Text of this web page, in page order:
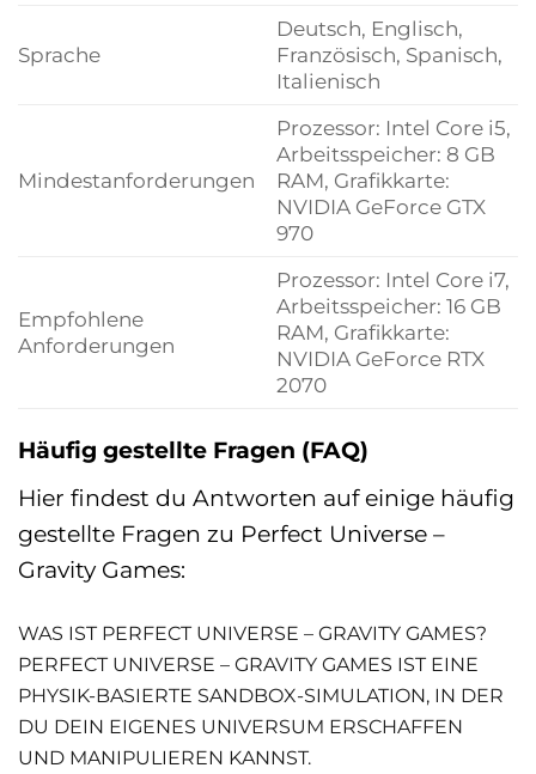
Sprache
Deutsch, Englisch,
Französisch, Spanisch,
Italienisch
Mindestanforderungen
Prozessor: Intel Core i5,
Arbeitsspeicher: 8 GB
RAM, Grafikkarte:
NVIDIA GeForce GTX
970
Empfohlene
Anforderungen
Prozessor: Intel Core i7,
Arbeitsspeicher: 16 GB
RAM, Grafikkarte:
NVIDIA GeForce RTX
2070
Häufig gestellte Fragen (FAQ)
Hier findest du Antworten auf einige häufig
gestellte Fragen zu Perfect Universe –
Gravity Games:
WAS IST PERFECT UNIVERSE – GRAVITY GAMES?
PERFECT UNIVERSE – GRAVITY GAMES IST EINE
PHYSIK-BASIERTE SANDBOX-SIMULATION, IN DER
DU DEIN EIGENES UNIVERSUM ERSCHAFFEN
UND MANIPULIEREN KANNST.